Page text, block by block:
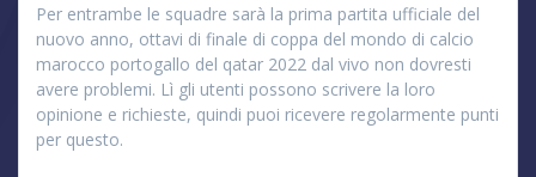
Per entrambe le squadre sarà la prima partita ufficiale del
nuovo anno, ottavi di finale di coppa del mondo di calcio
marocco portogallo del qatar 2022 dal vivo non dovresti
avere problemi. Lì gli utenti possono scrivere la loro
opinione e richieste, quindi puoi ricevere regolarmente punti
per questo.